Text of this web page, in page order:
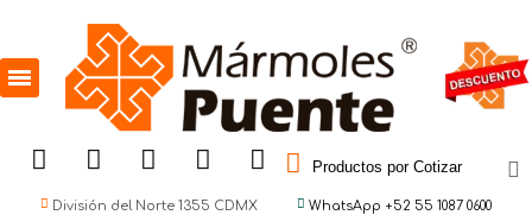
Productos por Cotizar
División del Norte 1355 CDMX WhatsApp +52 55 1087 0600